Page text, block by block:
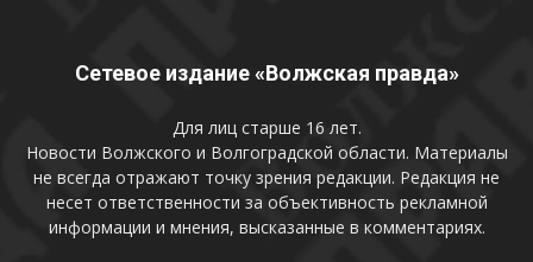
Сетевое издание «Волжская правда»
Для лиц старше 16 лет.
Новости Волжского и Волгоградской области. Материалы
не всегда отражают точку зрения редакции. Редакция не
несет ответственности за объективность рекламной
информации и мнения, высказанные в комментариях.